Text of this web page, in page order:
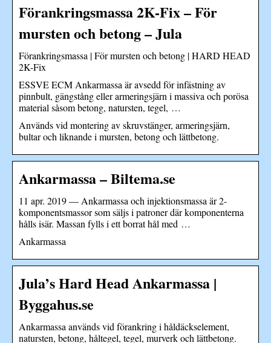
Förankringsmassa 2K-Fix – För
mursten och betong – Jula
Förankringsmassa | För mursten och betong | HARD HEAD
2K-Fix
ESSVE ECM Ankarmassa är avsedd för infästning av
pinnbult, gängstång eller armeringsjärn i massiva och porösa
material såsom betong, natursten, tegel, …
Används vid montering av skruvstänger, armeringsjärn,
bultar och liknande i mursten, betong och lättbetong.
Ankarmassa – Biltema.se
11 apr. 2019 — Ankarmassa och injektionsmassa är 2-
komponentsmassor som säljs i patroner där komponenterna
hålls isär. Massan fylls i ett borrat hål med …
Ankarmassa
Jula’s Hard Head Ankarmassa |
Byggahus.se
Ankarmassa används vid förankring i håldäckselement,
natursten, betong, håltegel, tegel, murverk och lättbetong.